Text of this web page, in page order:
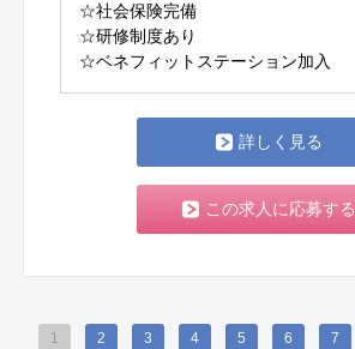
☆社会保険完備
☆研修制度あり
☆ベネフィットステーション加入
詳しく見る
この求人に応募する
1 2 3 4 5 6 7